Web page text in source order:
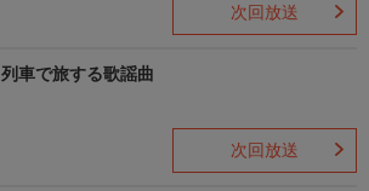
次回放送
列車で旅する歌謡曲
次回放送